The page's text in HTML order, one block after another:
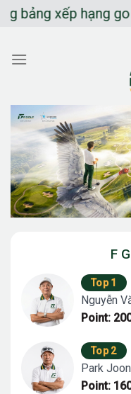
Chuyển
dung
xếp hạng golfer
F
Top 1
Nguyễn
Point:
Top 2
Park
Point: